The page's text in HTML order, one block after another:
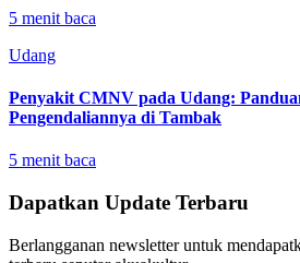
5 menit baca
Udang
Penyakit CMNV pada Udang:
Pengendaliannya di Tambak
5 menit baca
Dapatkan Update Terbaru
Berlangganan newsletter untuk